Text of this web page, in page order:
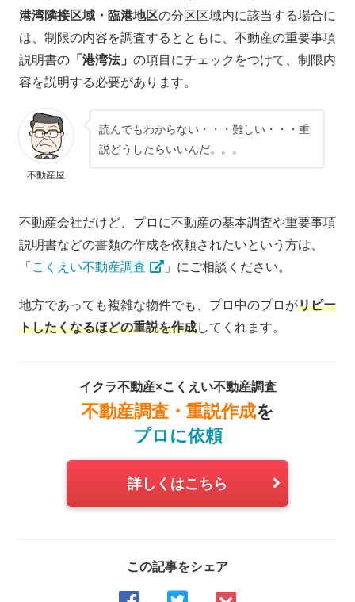
港湾隣接区域・臨港地区の分区区域内に該当する場合に
は、制限の内容を調査するとともに、不動産の重要事項
説明書の「港湾法」 の項目にチェックをつけて、制限内
容を説明する必要があります。
不動産屋
読んでもわからない・・・難しい・・・重
説どうしたらいいんだ。。。
不動産会社だけど、プロに不動産の基本調査や重要事項
説明書などの書類の作成を依頼されたいという方は、
「
こくえい不動産調査 」にご相談ください。
地方であっても複雑な物件でも、プロ中のプロがリピー
トしたくなるほどの重説を作成してくれます。
イクラ不動産×こくえい不動産調査
不動産調査・重説作成を
プロに依頼
詳しくはこちら
この記事をシェア